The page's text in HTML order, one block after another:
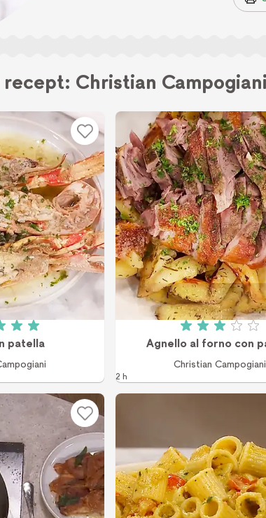
recept: Christian Campogiani
5 av 5 (1 röster)
patella
Betyg: 3
Agnello al forno con
Christian Campogiani
2 h